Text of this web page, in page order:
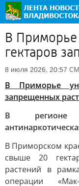
В
гектаров
8 июля 2026, 20:57
В Приморье
запрещенных
В регионе
В Приморском
свыше 20
растений в
операции